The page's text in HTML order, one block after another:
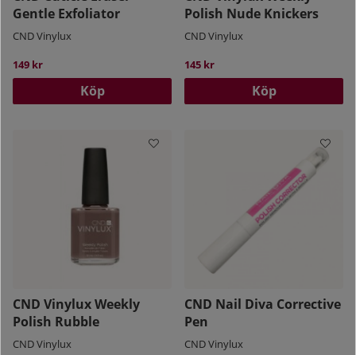
Gentle Exfoliator
CND Vinylux
149 kr
Köp
Polish Nude Knickers
CND Vinylux
145 kr
Köp
CND Vinylux Weekly
Polish Rubble
CND Vinylux
CND Nail Diva Corrective
Pen
CND Vinylux